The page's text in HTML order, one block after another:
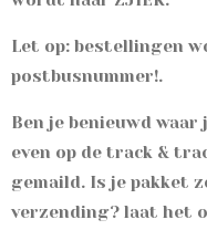
Let op: bestellingen
postbusnummer!.
Ben je benieuwd
even op de track &
gemaild. Is je pakket
verzending? laat het